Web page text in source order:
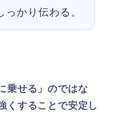
かり伝わる。
乗せる」のではな
くすることで安定し